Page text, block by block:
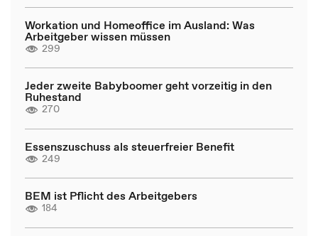
Workation und Homeoffice im Ausland: Was
Arbeitgeber wissen müssen
299
Jeder zweite Babyboomer geht vorzeitig in den
Ruhestand
270
Essenszuschuss als steuerfreier Benefit
249
BEM ist Pflicht des Arbeitgebers
184